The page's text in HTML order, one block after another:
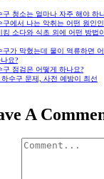
구 청소는 얼마나 자주 해야 하
구에서 나는 악취는 어떤 원인
킹 소다와 식초 외에 어떤 방법
구가 막혔는데 물이 역류하면
요?
구 점검은 어떻게 하나요?
수구 문제, 사전 예방이 최선
A